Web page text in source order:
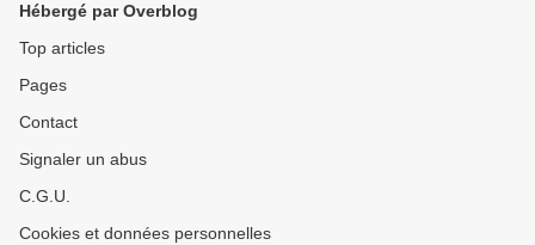
Hébergé par Overblog
Top articles
Pages
Contact
Signaler un abus
C.G.U.
Cookies et données personnelles